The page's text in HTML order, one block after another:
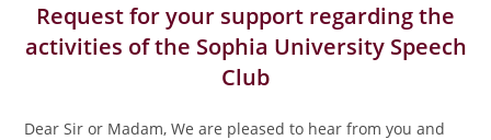
Request for your support regarding the
activities of the Sophia University Speech
Club
Dear Sir or Madam, We are pleased to hear from you and